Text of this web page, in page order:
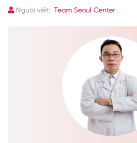
Người viết: Team Seoul Center